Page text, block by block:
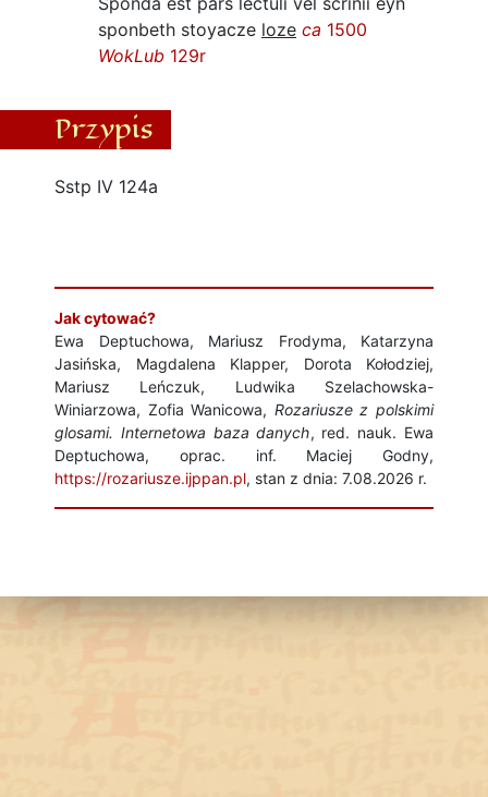
sponbeth stoyacze loze ca 1500
WokLub 129r
Przypis
Sstp IV 124a
Jak cytować?
Ewa Deptuchowa, Mariusz Frodyma, Katarzyna
Jasińska, Magdalena Klapper, Dorota Kołodziej,
Mariusz Leńczuk, Ludwika Szelachowska-
Winiarzowa, Zofia Wanicowa, Rozariusze z polskimi
glosami. Internetowa baza danych, red. nauk. Ewa
Deptuchowa, oprac. inf. Maciej Godny,
https://rozariusze.ijppan.pl, stan z dnia: 7.08.2026 r.